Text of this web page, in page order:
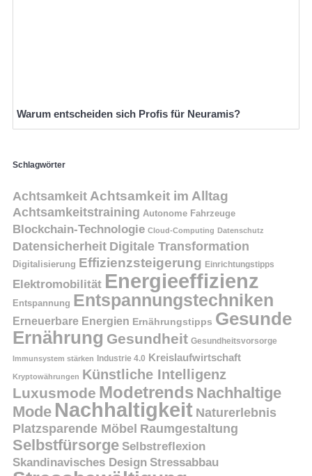
Warum entscheiden sich Profis für Neuramis?
Schlagwörter
AchtsamkeitAchtsamkeit im Alltag
Achtsamkeitstraining Autonome Fahrzeuge
Blockchain-Technologie Cloud-Computing Datenschutz
Datensicherheit Digitale Transformation
Digitalisierung Effizienzsteigerung Einrichtungstipps
Elektromobilität Energieeffizienz
Entspannung Entspannungstechniken
Erneuerbare Energien Ernährungstipps Gesunde
Ernährung Gesundheit Gesundheitsvorsorge
Immunsystem stärken Industrie 4.0 Kreislaufwirtschaft
Kryptowährungen Künstliche Intelligenz
Luxusmode Modetrends Nachhaltige
Mode Nachhaltigkeit Naturerlebnis
Platzsparende Möbel Raumgestaltung
Selbstfürsorge Selbstreflexion
Skandinavisches Design Stressabbau